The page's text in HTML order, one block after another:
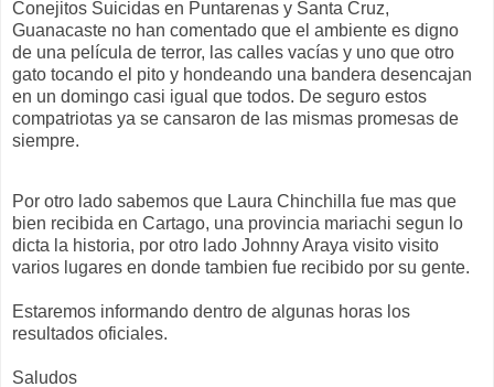
Conejitos Suicidas en Puntarenas y Santa Cruz,
Guanacaste no han comentado que el ambiente es digno
de una película de terror, las calles vacías y uno que otro
gato tocando el pito y hondeando una bandera desencajan
en un domingo casi igual que todos. De seguro estos
compatriotas ya se cansaron de las mismas promesas de
siempre.
Por otro lado sabemos que Laura Chinchilla fue mas que
bien recibida en Cartago, una provincia mariachi segun lo
dicta la historia, por otro lado Johnny Araya visito visito
varios lugares en donde tambien fue recibido por su gente.
Estaremos informando dentro de algunas horas los
resultados oficiales.
Saludos